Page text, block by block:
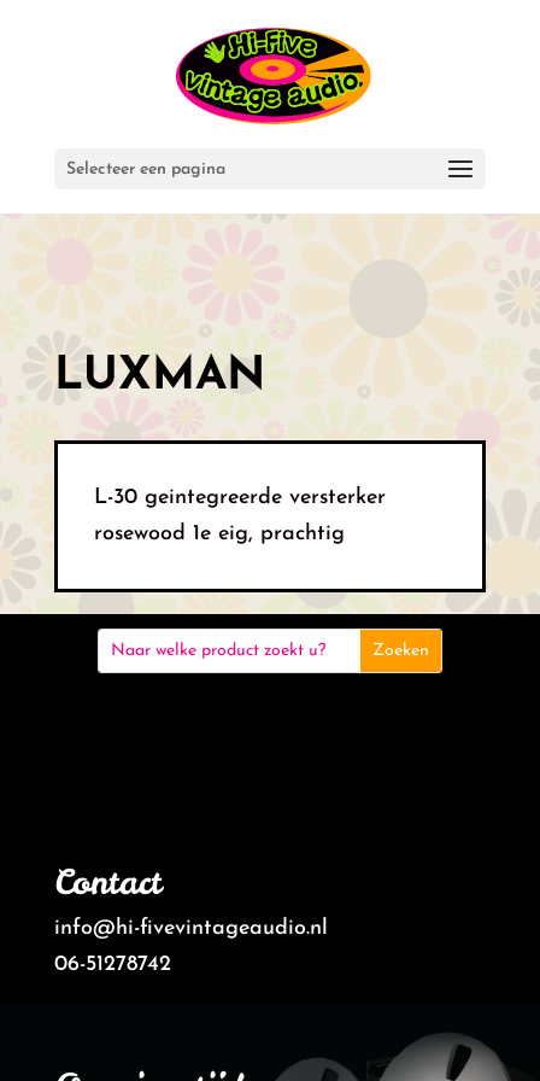
Selecteer een pagina
LUXMAN
L-30 geintegreerde versterker
rosewood 1e eig, prachtig
Contact
info@hi-fivevintageaudio.nl
06-51278742